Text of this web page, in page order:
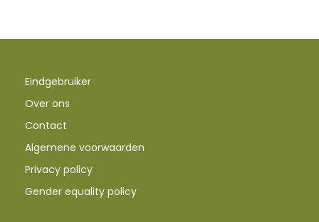
Eindgebruiker
Over ons
Contact
Algemene voorwaarden
Privacy policy
Gender equality policy